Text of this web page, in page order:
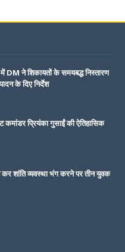
DM ने शिकायतों के समयबद्ध निस्तारण
के दिए निर्देश
कमांडर प्रियंका गुसाईं की ऐतिहासिक
कर शांति व्यवस्था भंग करने पर तीन युवक